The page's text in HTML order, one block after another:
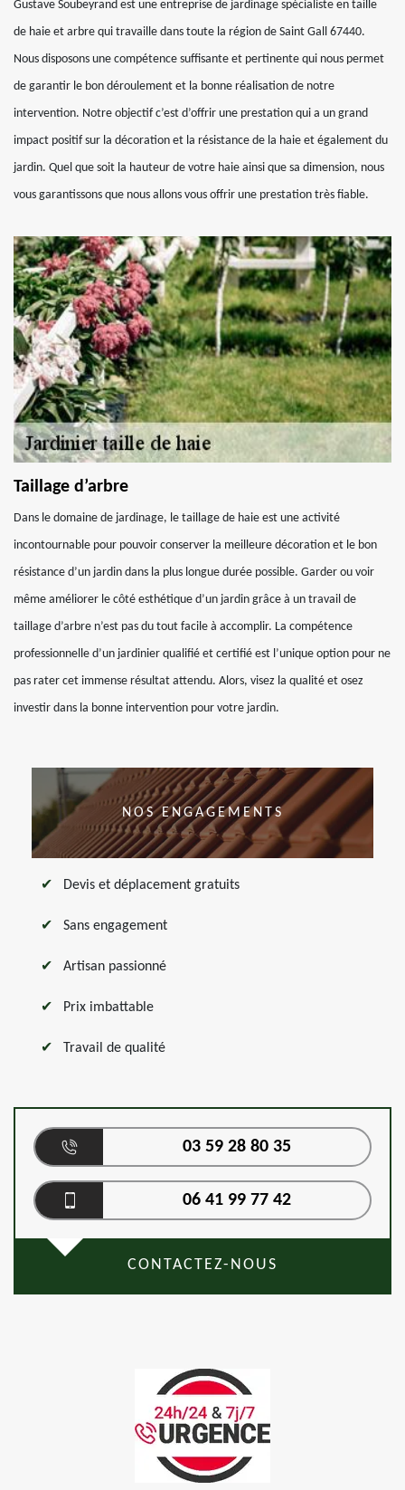
Gustave Soubeyrand est une entreprise de jardinage spécialiste en taille
de haie et arbre qui travaille dans toute la région de Saint Gall 67440.
Nous disposons une compétence suffisante et pertinente qui nous permet
de garantir le bon déroulement et la bonne réalisation de notre
intervention. Notre objectif c’est d’offrir une prestation qui a un grand
impact positif sur la décoration et la résistance de la haie et également du
jardin. Quel que soit la hauteur de votre haie ainsi que sa dimension, nous
vous garantissons que nous allons vous offrir une prestation très fiable.
Taillage d’arbre
Dans le domaine de jardinage, le taillage de haie est une activité
incontournable pour pouvoir conserver la meilleure décoration et le bon
résistance d’un jardin dans la plus longue durée possible. Garder ou voir
même améliorer le côté esthétique d’un jardin grâce à un travail de
taillage d’arbre n’est pas du tout facile à accomplir. La compétence
professionnelle d’un jardinier qualifié et certifié est l’unique option pour ne
pas rater cet immense résultat attendu. Alors, visez la qualité et osez
investir dans la bonne intervention pour votre jardin.
NOS ENGAGEMENTS
Devis et déplacement gratuits
Sans engagement
Artisan passionné
Prix imbattable
Travail de qualité
03 59 28 80 35
06 41 99 77 42
CONTACTEZ-NOUS